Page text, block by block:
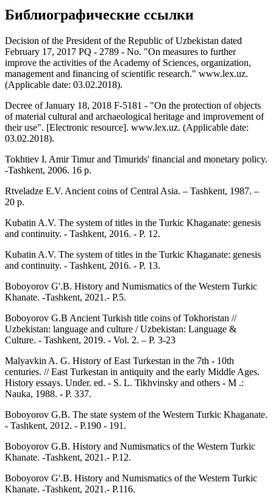
Библиографические ссылки
Decision of the President of the Republic of Uzbekistan dated
February 17, 2017 PQ - 2789 - No. "On measures to further
improve the activities of the Academy of Sciences, organization,
management and financing of scientific research." www.lex.uz.
(Applicable date: 03.02.2018).
Decree of January 18, 2018 F-5181 - "On the protection of objects
of material cultural and archaeological heritage and improvement of
their use". [Electronic resource]. www.lex.uz. (Applicable date:
03.02.2018).
Tokhtiev I. Amir Timur and Timurids' financial and monetary policy.
-Tashkent, 2006. 16 p.
Rtveladze E.V. Ancient coins of Central Asia. – Tashkent, 1987. –
20 p.
Kubatin A.V. The system of titles in the Turkic Khaganate: genesis
and continuity. - Tashkent, 2016. - P. 12.
Kubatin A.V. The system of titles in the Turkic Khaganate: genesis
and continuity. - Tashkent, 2016. - P. 13.
Boboyorov G'.B. History and Numismatics of the Western Turkic
Khanate. -Tashkent, 2021.- P.5.
Boboyorov G.B Ancient Turkish title coins of Tokhoristan //
Uzbekistan: language and culture / Uzbekistan: Language &
Culture. - Tashkent, 2019. - Vol. 2. – P. 3-23
Malyavkin A. G. History of East Turkestan in the 7th - 10th
centuries. // East Turkestan in antiquity and the early Middle Ages.
History essays. Under. ed. - S. L. Tikhvinsky and others - M .:
Nauka, 1988. - P. 337.
Boboyorov G.B. The state system of the Western Turkic Khaganate.
- Tashkent, 2012. - P.190 - 191.
Boboyorov G.B. History and Numismatics of the Western Turkic
Khanate. -Tashkent, 2021.- P.12.
Boboyorov G'.B. History and Numismatics of the Western Turkic
Khanate. -Tashkent, 2021.- P.116.